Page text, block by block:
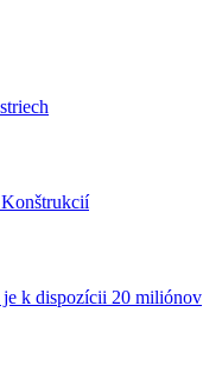
Konštrukcií
k dispozícii 20 miliónov